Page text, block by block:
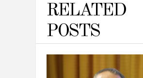
RELATED
POSTS